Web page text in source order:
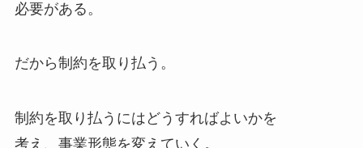
必要がある。
だから制約を取り払う。
制約を取り払うにはどうすればよいかを
考え、事業形態を変えていく。